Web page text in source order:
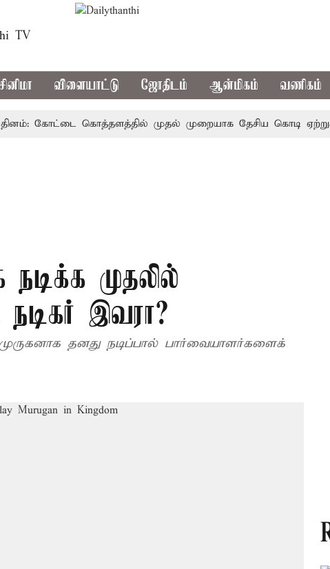
TV
சினிமா விளையாட்டு ஜோதிடம் ஆன்மிகம் வணிகம்
கோட்டை கொத்தளத்தில் முதல் முறையாக தேசிய கொடி
முதலில்
இவரா?
தனது நடிப்பால் பார்வையாளர்களைக்